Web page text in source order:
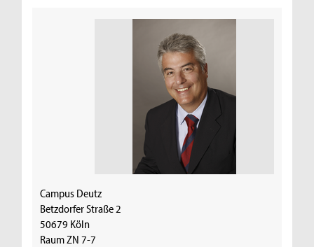
Campus Deutz
Betzdorfer Straße 2
50679 Köln
Raum ZN 7-7